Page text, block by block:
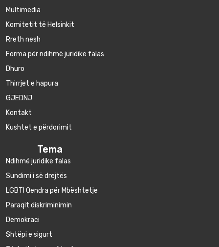
Multimedia
Komitetit të Helsinkit
Rreth nesh
Forma për ndihmë juridike falas
Dhuro
Thirrjet e hapura
GJEDNJ
Kontakt
Kushtet e përdorimit
Tema
Ndihmë juridike falas
Sundimi i së drejtës
LGBTI Qendra për Mbështetje
Paraqit diskriminimin
Demokraci
Shtëpi e sigurt